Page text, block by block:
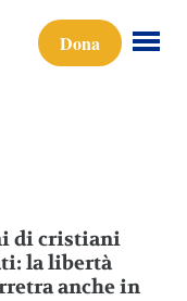
Dona
di cristiani
la libertà
anche in